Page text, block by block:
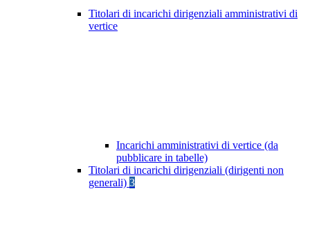
Titolari di incarichi dirigenziali amministrativi di
vertice
Incarichi amministrativi di vertice (da
pubblicare in tabelle)
Titolari di incarichi dirigenziali (dirigenti non
generali) 3